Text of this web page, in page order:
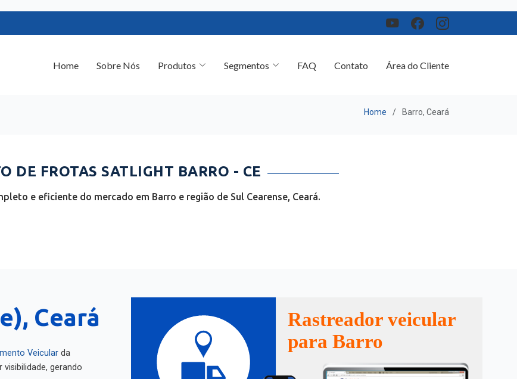
DE FROTAS SATLIGHT BARRO - CE
e eficiente do mercado em Barro e região de Sul Cearense, Ceará.
Ceará
Veicular
da
gerando
Rastreador veicular
para Barro